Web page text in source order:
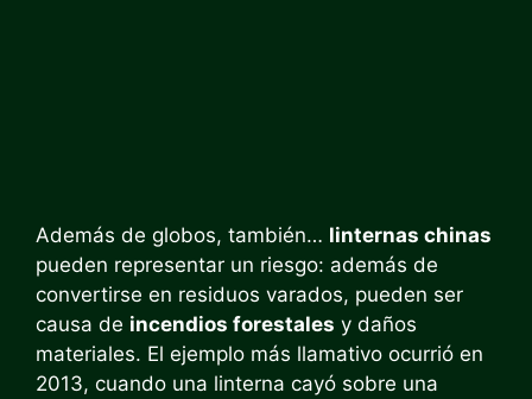
Además de globos, también… linternas chinas
pueden representar un riesgo: además de
convertirse en residuos varados, pueden ser
causa de incendios forestales y daños
materiales. El ejemplo más llamativo ocurrió en
2013, cuando una linterna cayó sobre una